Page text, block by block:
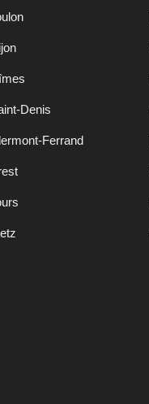
Denis
Ferrand